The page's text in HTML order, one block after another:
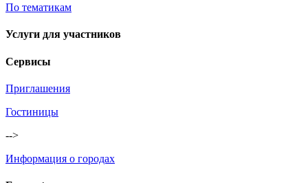
По тематикам
Услуги для участников
Сервисы
Приглашения
Гостиницы
-->
Информация о городах